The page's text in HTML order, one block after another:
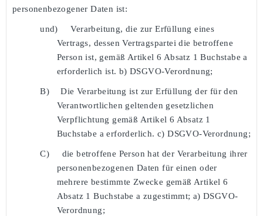
personenbezogener Daten ist:
und)
Verarbeitung, die zur Erfüllung eines
Vertrags, dessen Vertragspartei die betroffene
Person ist, gemäß Artikel 6 Absatz 1 Buchstabe a
erforderlich ist. b) DSGVO-Verordnung;
B)
Die Verarbeitung ist zur Erfüllung der für den
Verantwortlichen geltenden gesetzlichen
Verpflichtung gemäß Artikel 6 Absatz 1
Buchstabe a erforderlich. c) DSGVO-Verordnung;
C)
die betroffene Person hat der Verarbeitung ihrer
personenbezogenen Daten für einen oder
mehrere bestimmte Zwecke gemäß Artikel 6
Absatz 1 Buchstabe a zugestimmt; a) DSGVO-
Verordnung;